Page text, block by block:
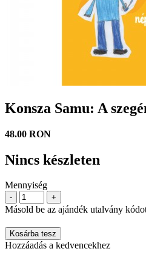
Konsza Samu: A
48.00 RON
Nincs készleten
Mennyiség
- +
Másold be az ajándék utalvány
Kosárba tesz
Hozzáadás a kedvencekhez